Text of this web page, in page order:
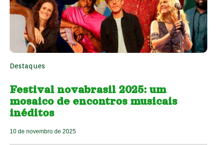
Destaques
Festival novabrasil 2025: um
mosaico de encontros musicais
inéditos
10 de novembro de 2025